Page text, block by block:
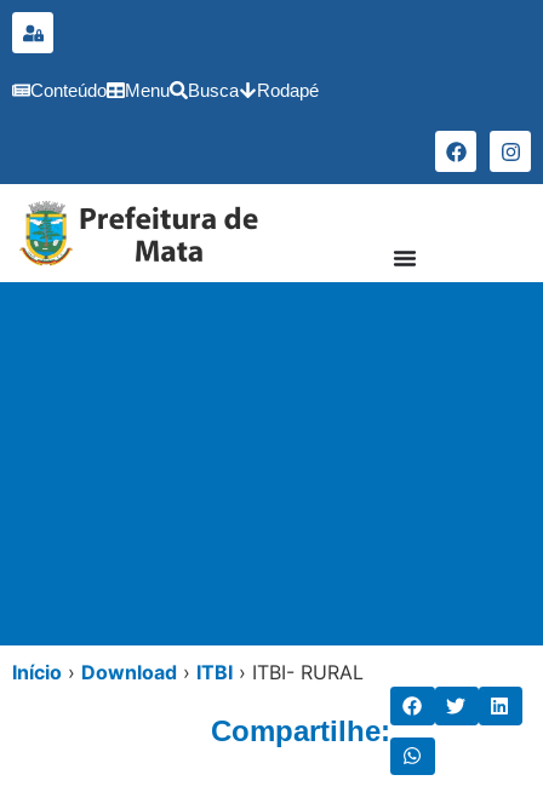
conteúdo
Conteúdo Menu Busca Rodapé
Início › Download › ITBI › ITBI- RURAL
Compartilhe: